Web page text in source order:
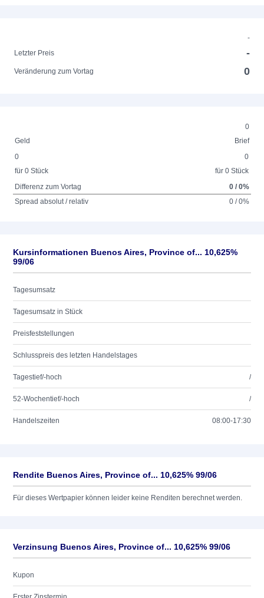
-
Letzter Preis
-
Veränderung zum Vortag 0
0
Geld
Brief
0
für 0 Stück
0
für 0 Stück
Differenz zum Vortag
0 / 0%
Spread absolut / relativ
0 / 0%
Kursinformationen Buenos Aires, Province of... 10,625%
99/06
Tagesumsatz
Tagesumsatz in Stück
Preisfeststellungen
Schlusspreis des letzten Handelstages
Tagestief/-hoch /
52-Wochentief/-hoch /
Handelszeiten 08:00-17:30
Rendite Buenos Aires, Province of... 10,625% 99/06
Für dieses Wertpapier können leider keine Renditen berechnet werden.
Verzinsung Buenos Aires, Province of... 10,625% 99/06
Kupon